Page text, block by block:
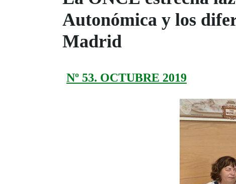
Autonómica y los
Madrid
Nº 53. OCTUBRE 2019